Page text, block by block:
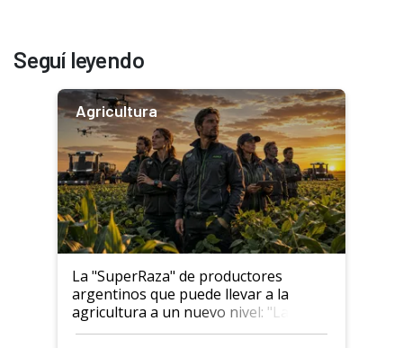
Seguí leyendo
Agricultura
La "SuperRaza" de productores
argentinos que puede llevar a la
agricultura a un nuevo nivel: "Las
posibilidades de crecimiento son